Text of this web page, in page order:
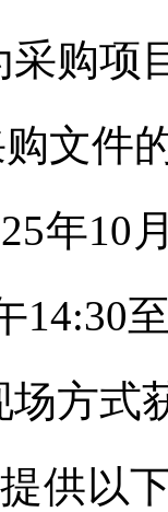
采购项
文件
年10
14:30
场方式
供以